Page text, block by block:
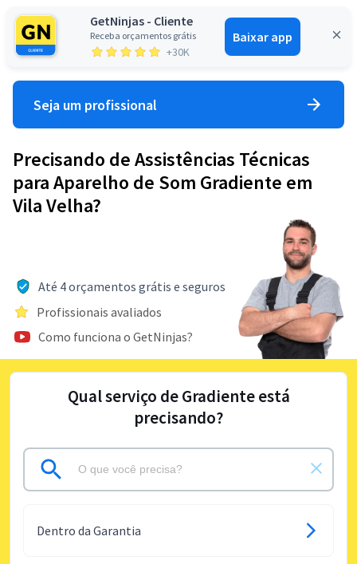
GetNinjas - Cliente
Receba orçamentos grátis
+30K
Baixar app
Entrar
Seja um profissional
Precisando de Assistências Técnicas
para Aparelho de Som Gradiente em
Vila Velha?
Até 4 orçamentos grátis e seguros
Profissionais avaliados
Como funciona o GetNinjas?
Qual serviço de Gradiente está
precisando?
Dentro da Garantia